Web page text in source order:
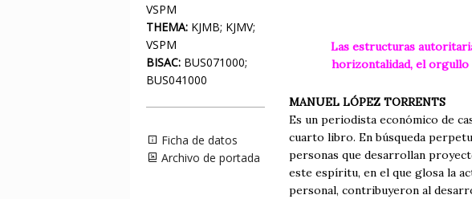
VSPM
THEMA: KJMB; KJMV;
VSPM
BISAC: BUS071000;
BUS041000
Ficha de datos
Archivo de portada
Las estructuras
horizontalidad, el orgullo
MANUEL LÓPEZ TORRENTS
Es un periodista económico de
cuarto libro. En búsqueda
personas que desarrollan
este espíritu, en el que glosa la
personal, contribuyeron al